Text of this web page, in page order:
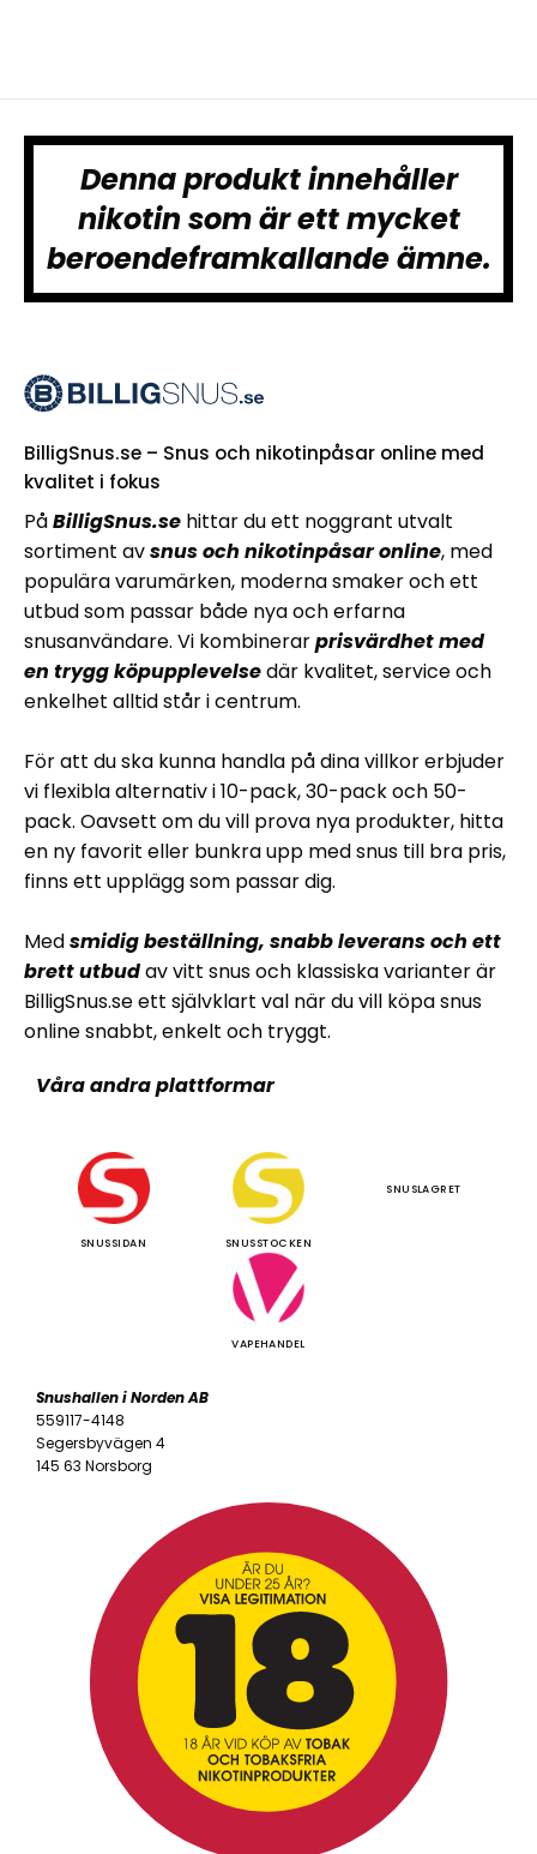
Denna produkt innehåller
nikotin som är ett mycket
beroendeframkallande ämne.
BilligSnus.se – Snus och nikotinpåsar online med
kvalitet i fokus
PåBilligSnus.sehittar du ett noggrant utvalt
sortiment avsnus och nikotinpåsar online, med
populära varumärken, moderna smaker och ett
utbud som passar både nya och erfarna
snusanvändare. Vi kombinerarprisvärdhet med
en trygg köpupplevelsedär kvalitet, service och
enkelhet alltid står i centrum.
För att du ska kunna handla på dina villkor erbjuder
vi flexibla alternativ i 10-pack, 30-pack och 50-
pack. Oavsett om du vill prova nya produkter, hitta
en ny favorit eller bunkra upp med snus till bra pris,
finns ett upplägg som passar dig.
Medsmidig beställning, snabb leverans och ett
brett utbudav vitt snus och klassiska varianter är
BilligSnus.se ett självklart val när du vill köpa snus
online snabbt, enkelt och tryggt.
Våra andra plattformar
SNUSSIDAN SNUSSTOCKEN
SNUSLAGRET
VAPEHANDEL
Snushallen i Norden AB
559117-4148
Segersbyvägen 4
145 63 Norsborg